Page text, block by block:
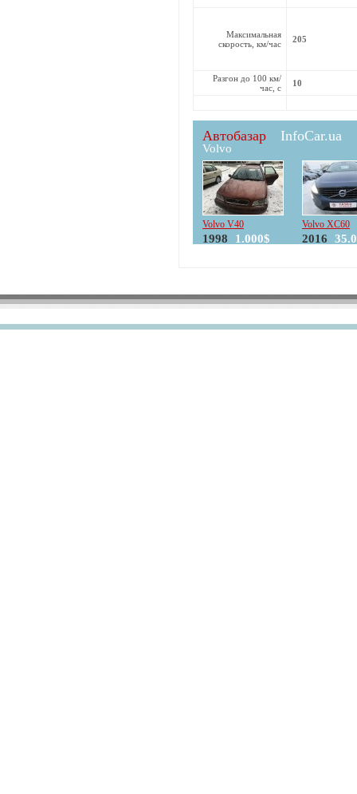
Максимальная
скорость, км/час
205
Разгон до 100 км/
час, с
10
Автобазар InfoCar.ua
Volvo
Volvo V40
1998 1.000$
Volvo XC60
2016